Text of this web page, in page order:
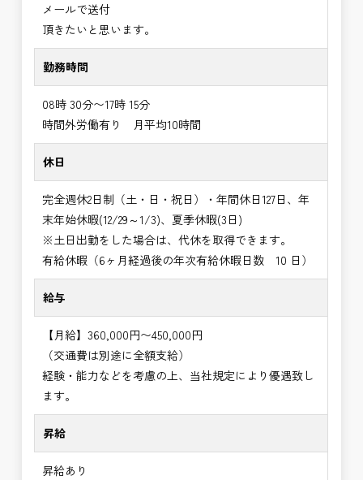
メールで送付
頂きたいと思います。
勤務時間
08時 30分〜17時 15分
時間外労働有り 月平均10時間
休日
完全週休2日制（土・日・祝日）・年間休日127日、年
末年始休暇(12/29～1/3)、夏季休暇(3日)
※土日出勤をした場合は、代休を取得できます。
有給休暇（6ヶ月経過後の年次有給休暇日数 10 日）
給与
【月給】360,000円〜450,000円
（交通費は別途に全額支給）
経験・能力などを考慮の上、当社規定により優遇致し
ます。
昇給
昇給あり